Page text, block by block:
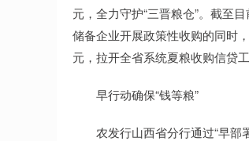
元，全力守护“三晋粮仓”。截至
储备企业开展政策性收购的同时
元，拉开全省系统夏粮收购信贷工
早行动确保“钱等粮”
农发行山西省分行通过“早部